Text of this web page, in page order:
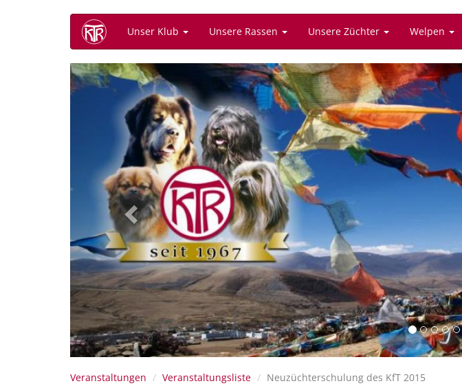
Unser Klub Unsere Rassen Unsere Züchter Welpen
Previous
Veranstaltungen Veranstaltungsliste Neuzüchterschulung des KfT 2015